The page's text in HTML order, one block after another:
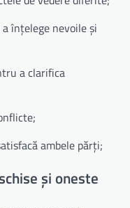
înțelege nevoile și
a clarifica
ambele părți;
și oneste